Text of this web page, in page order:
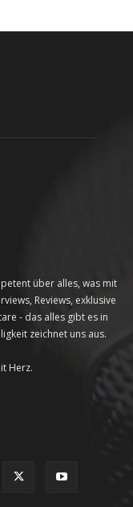
über alles, was mit
Reviews, exklusive
- das alles gibt es in
zeichnet uns aus.
Herz.